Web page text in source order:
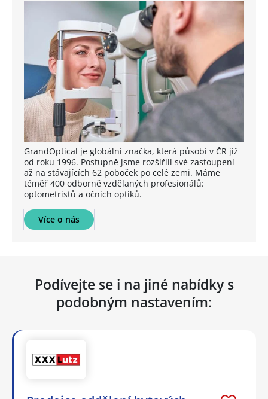
GrandOptical je globální značka, která působí v ČR již
od roku 1996. Postupně jsme rozšířili své zastoupení
až na stávajících 62 poboček po celé zemi. Máme
téměř 400 odborně vzdělaných profesionálů:
optometristů a očních optiků.
Více o nás
Podívejte se i na jiné nabídky s
podobným nastavením: